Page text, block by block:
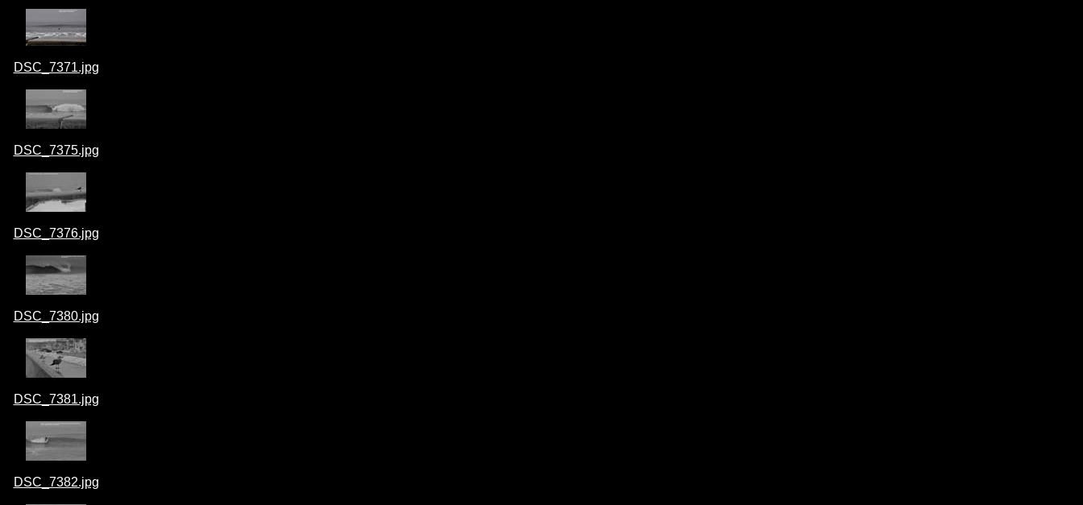
DSC_7371.jpg
DSC_7375.jpg
DSC_7376.jpg
DSC_7380.jpg
DSC_7381.jpg
DSC_7382.jpg